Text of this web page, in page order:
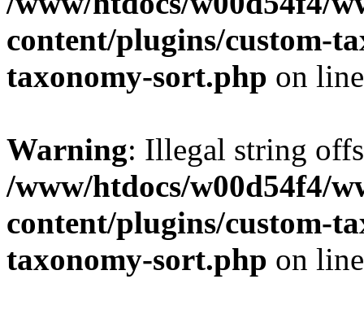
content/plugins/custom-
taxonomy-sort.php on
Warning: Illegal string
/www/htdocs/w00d54f4/
content/plugins/custom-
taxonomy-sort.php on